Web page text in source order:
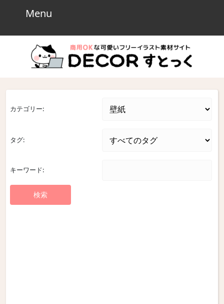
Menu
カテゴリー:
タグ:
キーワード: